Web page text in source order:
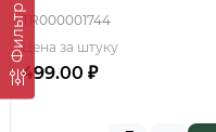
ФильтрTR000001744
Цена за штуку
499.00 ₽